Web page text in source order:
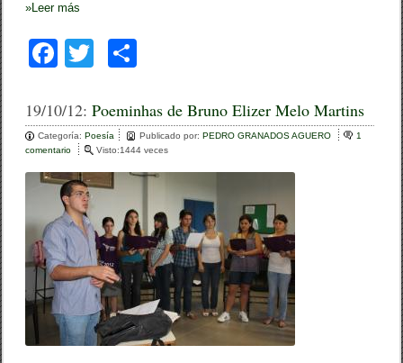
»Leer más
F
c
e
b
o
o
k
tt
er
m
p
ar
tir
19/10/12:Poeminhas de Bruno Elizer Melo Martins
Categoría:Poesía Publicado por:PEDRO GRANADOS AGUERO
1
comentario
P
o
e
m
h
a
Visto:1444 veces